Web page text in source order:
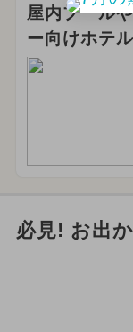
屋内プール
ー向けホテル
必見! お出